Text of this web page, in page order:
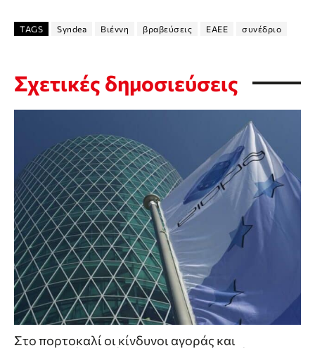
TAGS Syndea Βιέννη βραβεύσεις ΕΑΕΕ συνέδριο
Σχετικές δημοσιεύσεις
Στο πορτοκαλί οι κίνδυνοι αγοράς και